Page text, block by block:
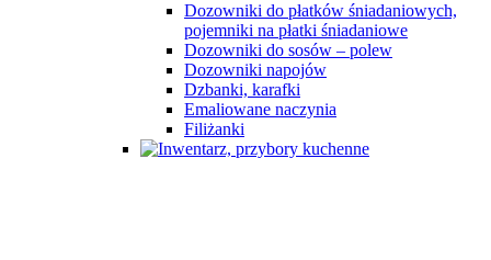
Dozowniki do płatków śniadaniowych,
pojemniki na płatki śniadaniowe
Dozowniki do sosów – polew
Dozowniki napojów
Dzbanki, karafki
Emaliowane naczynia
Filiżanki